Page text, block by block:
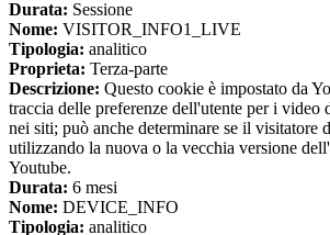
Durata: Sessione
Nome: VISITOR_INFO1_LIVE
Tipologia: analitico
Proprieta: Terza-parte
Descrizione: Questo cookie è impostato da
traccia delle preferenze dell'utente per i video
nei siti; può anche determinare se il visitatore
utilizzando la nuova o la vecchia versione
Youtube.
Durata: 6 mesi
Nome: DEVICE_INFO
Tipologia: analitico